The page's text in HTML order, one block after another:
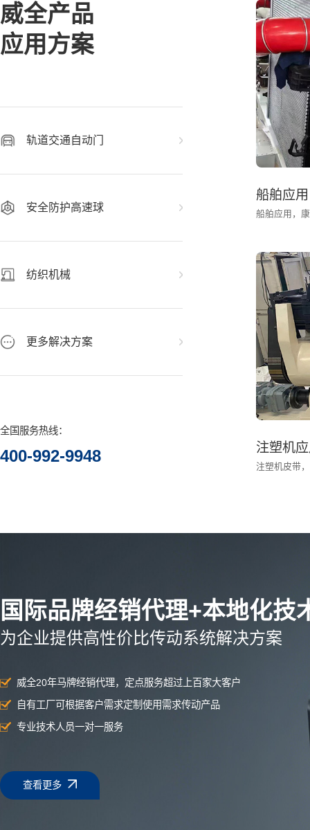
威全产品
应用方案
轨道交通自动门
安全防护高速球
纺织机械
更多解决方案
全国服务热线：
400-992-9948
船舶应用
注塑机
国际品牌经销代理+本地化技
为企业提供高性价比传动系统解决方案
威全20年马牌经销代理，定点服务超过上百家大客户
自有工厂可根据客户需求定制使用需求传动产品
专业技术人员一对一服务
查看更多